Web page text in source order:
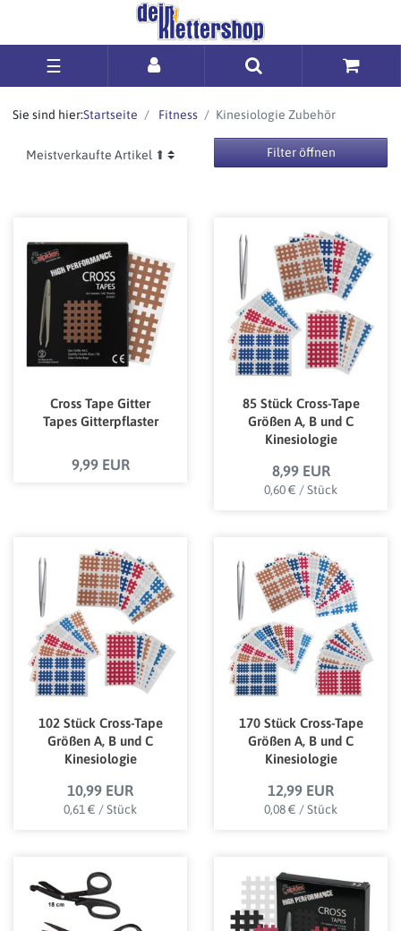
☰
Sie sind hier:Startseite Fitness Kinesiologie Zubehör
Filter öffnen
Cross Tape Gitter
Tapes Gitterpflaster
9,99 EUR
85 Stück Cross-Tape
Größen A, B und C
Kinesiologie
8,99 EUR
0,60 € / Stück
102 Stück Cross-Tape
Größen A, B und C
Kinesiologie
10,99 EUR
0,61 € / Stück
170 Stück Cross-Tape
Größen A, B und C
Kinesiologie
12,99 EUR
0,08 € / Stück